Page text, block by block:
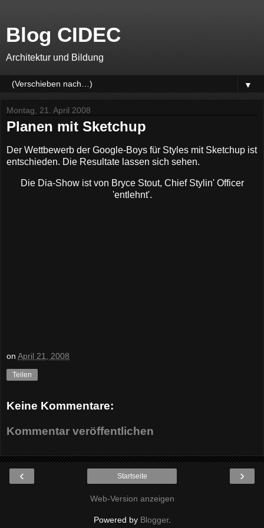
Blog CIDEC
Architektur und Bildung
▼
Montag, 21. April 2008
Planen mit Sketchup
Der Wettbewerb der Google-Boys für Styles mit Sketchup ist
entschieden. Die Resultate lassen sich sehen.
Die Dia-Show ist von Bryce Stout, Chief Stylin' Officer
'entlehnt'.
on April 21, 2008
Teilen
Keine Kommentare:
Kommentar veröffentlichen
‹ ›
Startseite
Web-Version anzeigen
Powered by Blogger.